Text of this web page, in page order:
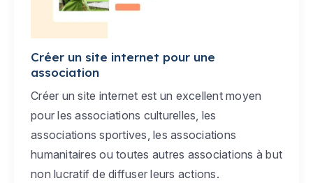
Créer un site internet pour une
association
Créer un site internet est un excellent moyen
pour les associations culturelles, les
associations sportives, les associations
humanitaires ou toutes autres associations à but
non lucratif de diffuser leurs actions.